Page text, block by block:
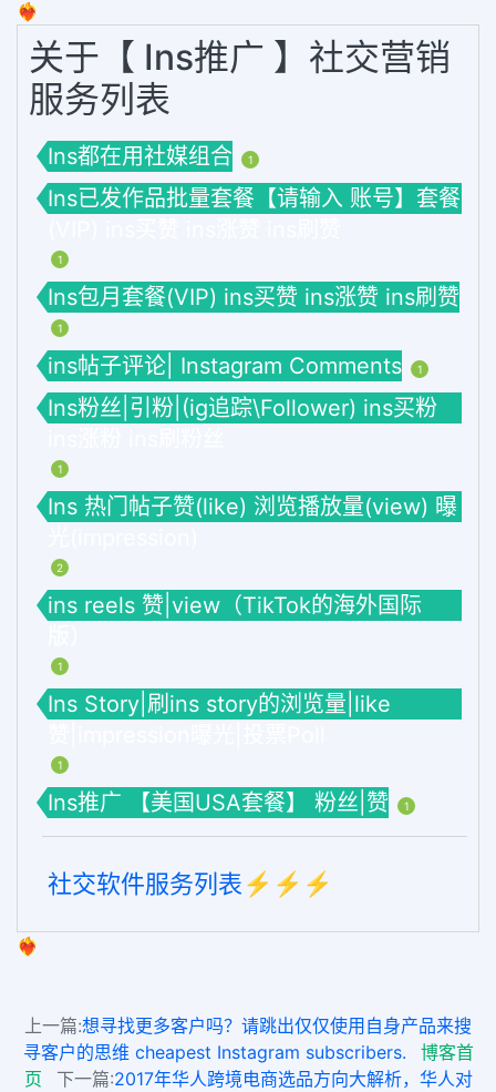
❤️‍🔥
关于【 Ins推广 】社交营销
服务列表
Ins都在用社媒组合 1
Ins已发作品批量套餐【请输入 账号】套餐
1
Ins包月套餐(VIP) ins买赞 ins涨赞 ins刷赞
1
ins帖子评论| Instagram Comments 1
Ins粉丝|引粉|(ig追踪\Follower) ins买粉
1
Ins 热门帖子赞(like) 浏览播放量(view) 曝
2
ins reels 赞|view（TikTok的海外国际
1
Ins Story|刷ins story的浏览量|like
1
Ins推广 【美国USA套餐】 粉丝|赞 1
社交软件服务列表⚡️⚡️⚡️
❤️‍🔥
上一篇:想寻找更多客户吗？请跳出仅仅使用自身产品来搜
寻客户的思维 cheapest Instagram subscribers.
博客首
页
下一篇:2017年华人跨境电商选品方向大解析，华人对